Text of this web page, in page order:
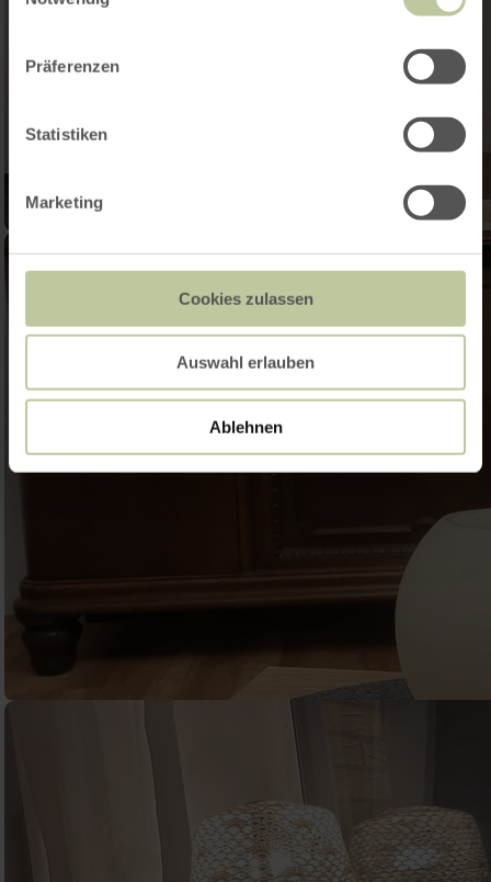
Präferenzen
Statistiken
Marketing
Cookies zulassen
Auswahl erlauben
Ablehnen